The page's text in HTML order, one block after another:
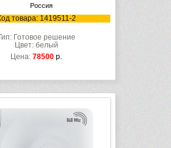
Россия
товара: 1419511-2
Готовое решение
Цвет: белый
Цена: 78500 р.